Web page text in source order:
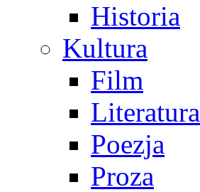
Historia
Kultura
Film
Literatura
Poezja
Proza